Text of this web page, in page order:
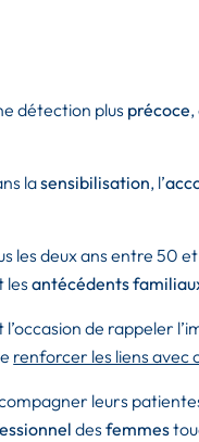
détection plus précoce
lasensibilisation, l’
les deux ans entre 50
lesantécédents
l’occasion de rappeler
renforcer les liens avec
leurs
desfemmes